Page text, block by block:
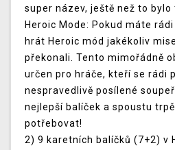
super název, ještě než to bylo
Heroic Mode: Pokud máte
hrát Heroic mód jakékoliv
překonali. Tento mimořádně
určen pro hráče, kteří se rádi
nespravedlivě posílené
nejlepší balíček a spoustu
potřebovat!
2) 9 karetních balíčků (7+2) v